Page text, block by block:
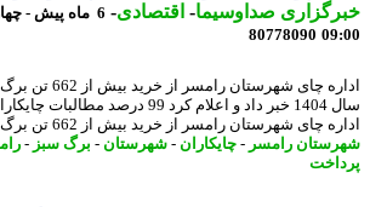
صداوسیما-اقتصادی-
80778090
اداره چای شهرستان رامسر از
سال 1404 خبر داد و اعلام کرد 99 درصد
چای شهرستان رامسر از خرید بیش از 662 تن برگ سبز ...
رامسر-چایکاران- شهرستان-برگ سبز -رامسر